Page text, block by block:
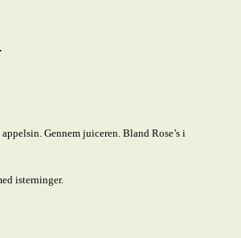
Gennem juiceren. Bland Rose’s i
isterninger.